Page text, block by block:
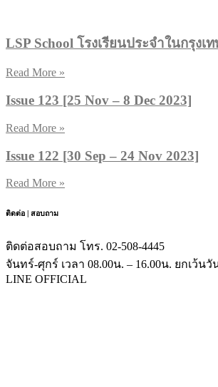
LSP School โรงเรียนประจำในกรุงเ
Read More »
Issue 123 [25 Nov – 8 Dec 2023]
Read More »
Issue 122 [30 Sep – 24 Nov 2023]
Read More »
ติดต่อ | สอบถาม
ติดต่อสอบถาม โทร. 02-508-4445
จันทร์-ศุกร์ เวลา 08.00น. – 16.00น. ยกเว้
LINE OFFICIAL